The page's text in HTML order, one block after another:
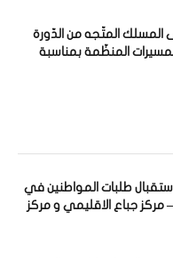
المسلك المتّجه من الدّورة
المنظّمة بمناسبة
طلبات المواطنين في
– مركز جباع الاقليمي و مركز